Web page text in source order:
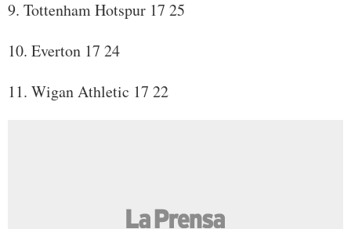
9. Tottenham Hotspur 17 25
10. Everton 17 24
11. Wigan Athletic 17 22